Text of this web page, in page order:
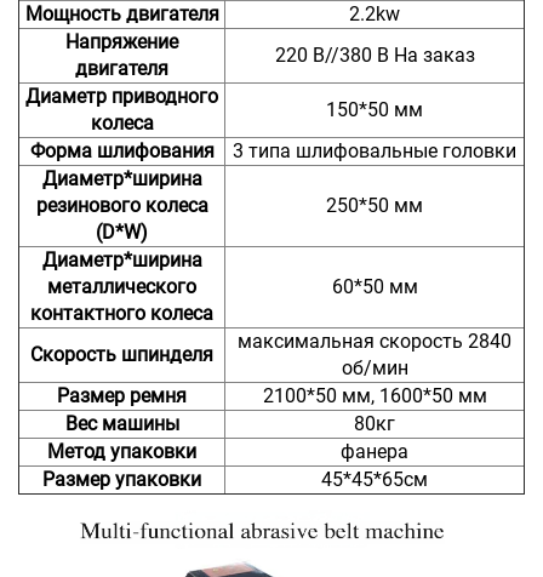
Мощность двигателя
2.2kw
Напряжение
двигателя
220 В//380 В На заказ
Диаметр приводного
колеса
150*50 мм
Форма шлифования
3 типа шлифовальные головки
Диаметр*ширина
резинового колеса
(D*W)
250*50 мм
Диаметр*ширина
металлического
контактного колеса
60*50 мм
Скорость шпинделя
максимальная скорость 2840
об/мин
Размер ремня
2100*50 мм, 1600*50 мм
Вес машины
80кг
Метод упаковки
фанера
Размер упаковки
45*45*65см